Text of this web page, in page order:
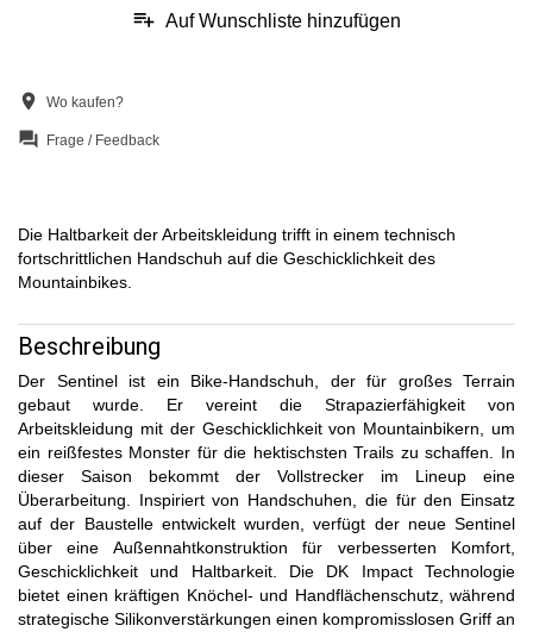
playlist_add Auf Wunschliste hinzufügen
location_on Wo kaufen?
question_answer Frage / Feedback
Die Haltbarkeit der Arbeitskleidung trifft in einem technisch
fortschrittlichen Handschuh auf die Geschicklichkeit des
Mountainbikes.
Beschreibung
Der Sentinel ist ein Bike-Handschuh, der für großes Terrain
gebaut wurde. Er vereint die Strapazierfähigkeit von
Arbeitskleidung mit der Geschicklichkeit von Mountainbikern, um
ein reißfestes Monster für die hektischsten Trails zu schaffen. In
dieser Saison bekommt der Vollstrecker im Lineup eine
Überarbeitung. Inspiriert von Handschuhen, die für den Einsatz
auf der Baustelle entwickelt wurden, verfügt der neue Sentinel
über eine Außennahtkonstruktion für verbesserten Komfort,
Geschicklichkeit und Haltbarkeit. Die DK Impact Technologie
bietet einen kräftigen Knöchel- und Handflächenschutz, während
strategische Silikonverstärkungen einen kompromisslosen Griff an